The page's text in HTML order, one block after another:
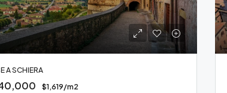
A SCHIERA
$1,619/m2